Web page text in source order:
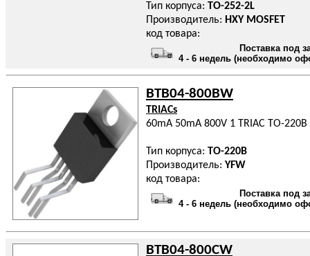
Тип корпуса: TO-252-2L
Производитель: HXY MOSFET
код товара:
Поставка под
4 - 6 недель (необходимо
BTB04-800BW
TRIACs
60mA 50mA 800V 1 TRIAC TO-220B
Тип корпуса: TO-220B
Производитель: YFW
код товара:
Поставка под
4 - 6 недель (необходимо
BTB04-800CW